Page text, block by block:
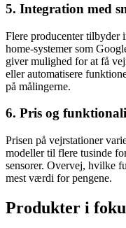
5. Integration med
Flere producenter tilbyder
home-systemer som
giver mulighed for at få
eller automatisere
på målingerne.
6. Pris og
Prisen på vejrstationer
modeller til flere tusinde
sensorer. Overvej, hvilke
mest værdi for pengene.
Produkter i